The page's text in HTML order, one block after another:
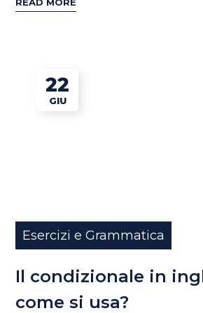
READ MORE
22
GIU
Esercizi e Grammatica
Il condizionale in
come si usa?